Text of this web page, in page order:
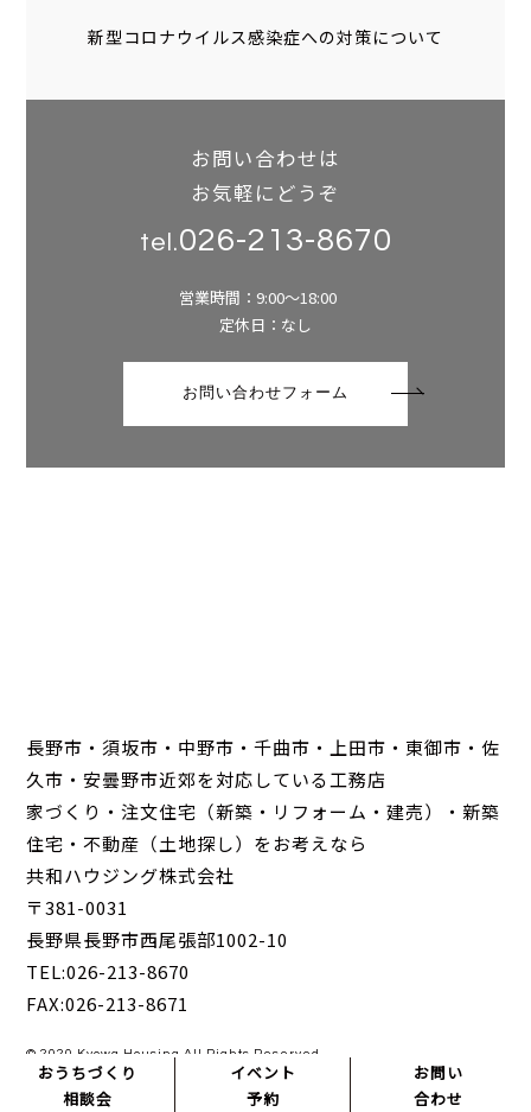
おうちづくり
相談会
イベント
予約
お問い
合わせ
新型コロナウイルス感染症への対策について
お問い合わせは
お気軽にどうぞ
tel.026-213-8670
営業時間：9:00～18:00
定休日：なし
お問い合わせフォーム
長野市・須坂市・中野市・千曲市・上田市・東御市・佐
久市・安曇野市近郊を対応している工務店
家づくり・注文住宅（新築・リフォーム・建売）・新築
住宅・不動産（土地探し）をお考えなら
共和ハウジング株式会社
〒381-0031
長野県長野市西尾張部1002-10
TEL:026-213-8670
FAX:026-213-8671
© 2020 Kyowa Housing All Rights Reserved.